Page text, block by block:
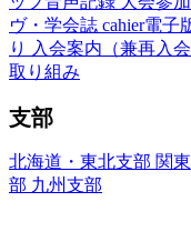
ヴ・学会誌 cahier電子
り
入会案内（兼再入
取り組み
支部
北海道・東北支部 関
部 九州支部